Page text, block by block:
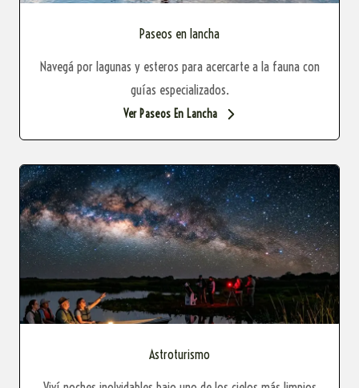
Paseos en lancha
Navegá por lagunas y esteros para acercarte a la fauna con
guías especializados.
Ver Paseos En Lancha
Astroturismo